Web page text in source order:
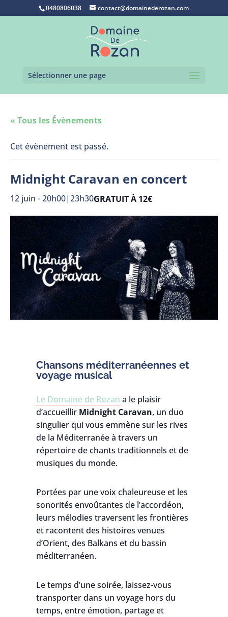
0480806038 contact@domainederozan.com
Sélectionner une page
« Tous les Évènements
Cet évènement est passé.
Midnight Caravan en concert
12 juin - 20h00|23h30GRATUIT À 12€
Chansons méditerranéennes et
voyage musical
Le Domaine de Rozan a le plaisir
d’accueillir Midnight Caravan, un duo
singulier qui vous emmène sur les rives
de la Méditerranée à travers un
répertoire de chants traditionnels et de
musiques du monde.
Portées par une voix chaleureuse et les
sonorités envoûtantes de l’accordéon,
leurs mélodies traversent les frontières
et racontent des histoires venues
d’Orient, des Balkans et du bassin
méditerranéen.
Le temps d’une soirée, laissez-vous
transporter dans un voyage hors du
temps, entre émotion, partage et